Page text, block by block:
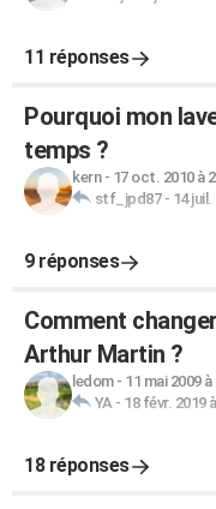
11 réponses
Pourquoi mon
temps ?
kern- 17 oct. 2010 à
stf_jpd87- 14 juil.
9 réponses
Comment
Arthur Martin ?
ledom- 11 mai 2009 à
YA- 18 févr. 2019
18 réponses